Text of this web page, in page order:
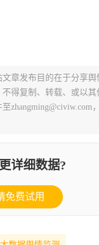
章发布目的在于分享
得复制、转载、或以
详细数据?
免费试用